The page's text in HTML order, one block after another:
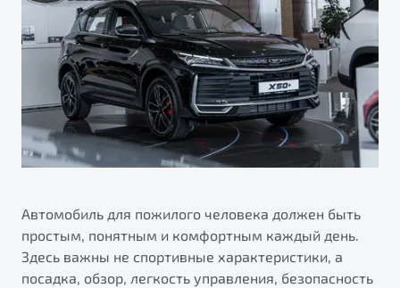
Яркий кроссовер
от 2 219 990 ₽*
Обзор В наличии
Автокредит
Трейд-ин
Страхование
Расчет КАСКО
Ремонт электрооборудования
Диагностика автомобилей
Ремонт двигателя
Кузовной ремонт
Полная диагностика
Покраска автомобилей
Ремонт ходовой части
Обслуживание автокондиционеров
О дилерском центре
Правовая информация
Автомобиль для пожилого человека должен быть
простым, понятным и комфортным каждый день.
Здесь важны не спортивные характеристики, а
посадка, обзор, легкость управления, безопасность